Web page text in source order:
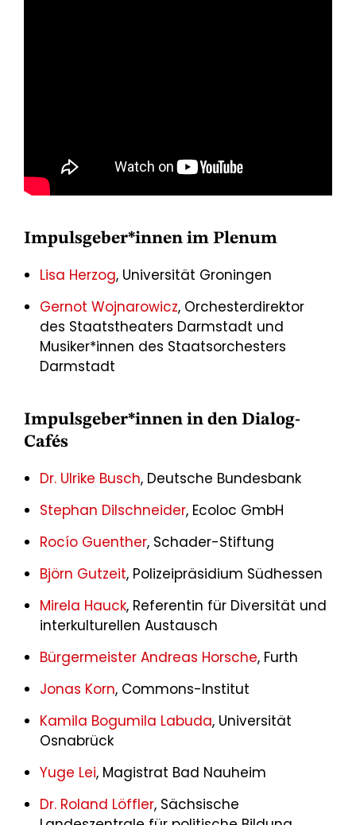
Impulsgeber*innen im Plenum
Lisa Herzog, Universität Groningen
Gernot Wojnarowicz, Orchesterdirektor
des Staatstheaters Darmstadt und
Musiker*innen des Staatsorchesters
Darmstadt
Impulsgeber*innen in den Dialog-
Cafés
Dr. Ulrike Busch, Deutsche Bundesbank
Stephan Dilschneider, Ecoloc GmbH
Rocío Guenther, Schader-Stiftung
Björn Gutzeit, Polizeipräsidium Südhessen
Mirela Hauck, Referentin für Diversität und
interkulturellen Austausch
Bürgermeister Andreas Horsche, Furth
Jonas Korn, Commons-Institut
Kamila Bogumila Labuda, Universität
Osnabrück
Yuge Lei, Magistrat Bad Nauheim
Dr. Roland Löffler, Sächsische